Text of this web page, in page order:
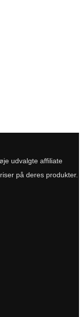
udvalgte affiliate
på deres produkter.